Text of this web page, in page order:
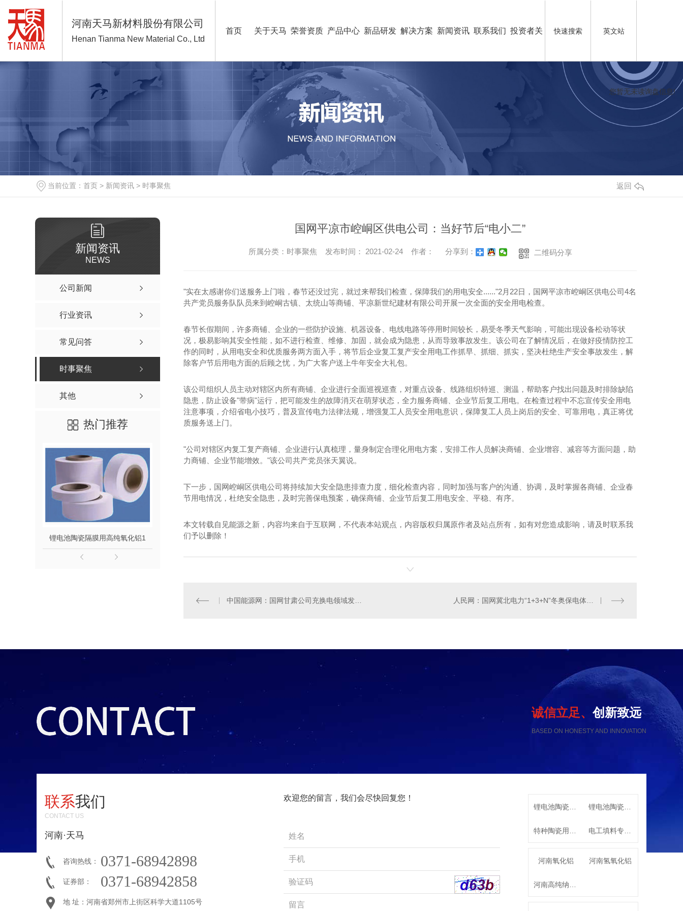
河南天马新材料股份有限公司
Henan Tianma New Material Co., Ltd
首页 关于天马 荣誉资质 产品中心 新品研发 解决方案 新闻资讯 联系我们 投资者关 快速搜索 英文站
您暂无未读询盘信息!
当前位置： 首页 > 新闻资讯 > 时事聚焦 返回
新闻资讯
NEWS
公司新闻
行业资讯
常见问答
时事聚焦
其他
热门推荐
锂电池陶瓷隔膜用高纯氧化铝1 锂电池陶瓷隔膜专用高纯勃姆石1
国网平凉市崆峒区供电公司：当好节后“电小二”
所属分类：时事聚焦 发布时间： 2021-02-24 作者： 分享到： 二维码分享
"实在太感谢你们送服务上门啦，春节还没过完，就过来帮我们检查，保障我们的用电安全......"2月22日，国网平凉市崆峒区供电公司4名
共产党员服务队队员来到崆峒古镇、太统山等商铺、平凉新世纪建材有限公司开展一次全面的安全用电检查。
春节长假期间，许多商铺、企业的一些防护设施、机器设备、电线电路等停用时间较长，易受冬季天气影响，可能出现设备松动等状
况，极易影响其安全性能，如不进行检查、维修、加固，就会成为隐患，从而导致事故发生。该公司在了解情况后，在做好疫情防控工
作的同时，从用电安全和优质服务两方面入手，将节后企业复工复产安全用电工作抓早、抓细、抓实，坚决杜绝生产安全事故发生，解
除客户节后用电方面的后顾之忧，为广大客户送上牛年安全大礼包。
该公司组织人员主动对辖区内所有商铺、企业进行全面巡视巡查，对重点设备、线路组织特巡、测温，帮助客户找出问题及时排除缺陷
隐患，防止设备"带病"运行，把可能发生的故障消灭在萌芽状态，全力服务商铺、企业节后复工用电。在检查过程中不忘宣传安全用电
注意事项，介绍省电小技巧，普及宣传电力法律法规，增强复工人员安全用电意识，保障复工人员上岗后的安全、可靠用电，真正将优
质服务送上门。
"公司对辖区内复工复产商铺、企业进行认真梳理，量身制定合理化用电方案，安排工作人员解决商铺、企业增容、减容等方面问题，助
力商铺、企业节能增效。"该公司共产党员张天翼说。
下一步，国网崆峒区供电公司将持续加大安全隐患排查力度，细化检查内容，同时加强与客户的沟通、协调，及时掌握各商铺、企业春
节用电情况，杜绝安全隐患，及时完善保电预案，确保商铺、企业节后复工用电安全、平稳、有序。
本文转载自见能源之新，内容均来自于互联网，不代表本站观点，内容版权归属原作者及站点所有，如有对您造成影响，请及时联系我
们予以删除！
中国能源网：国网甘肃公司充换电领域发展有望进一步打开 人民网：国网冀北电力“1+3+N”冬奥保电体系**运转
诚信立足、 创新致远
BASED ON HONESTY AND INNOVATION
联系我们
CONTACT US
河南·天马
咨询热线： 0371-68942898
证券部： 0371-68942858
地 址：河南省郑州市上街区科学大道1105号
欢迎您的留言，我们会尽快回复您！
锂电池陶瓷隔膜用高纯氧化铝 锂电池陶瓷隔膜专用高纯勃姆石
特种陶瓷用系列α-氧化铝 电工填料专用特种氧化铝
河南氧化铝 河南氢氧化铝
河南高纯纳米氧化铝